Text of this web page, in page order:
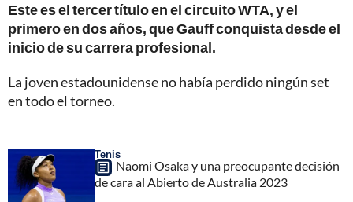
Este es el tercer título en el circuito WTA, y el
primero en dos años, que Gauff conquista desde el
inicio de su carrera profesional.
La joven estadounidense no había perdido ningún set
en todo el torneo.
Tenis
Naomi Osaka y una preocupante decisión
de cara al Abierto de Australia 2023